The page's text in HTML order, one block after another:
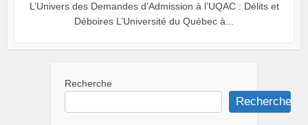
L’Univers des Demandes d’Admission à l’UQAC : Délits et
Déboires L’Université du Québec à...
Recherche
Recherche